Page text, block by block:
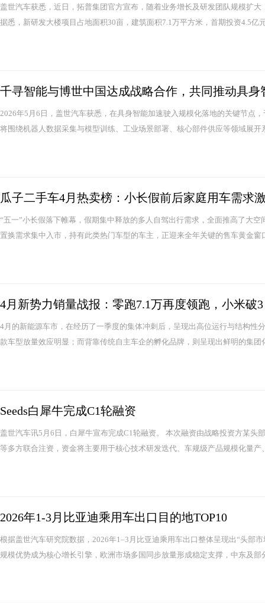
盖世汽车获悉，近日，拓普集团官方宣布，随着业务增长及研发团队规模扩
据悉，新研发大楼项目占地面积30亩，建筑面积7.1万平方米，首期投资4.5亿
千寻智能与博世中国达成战略合作，共同推动具身
2026年5月6日，盖世汽车获悉，在具身智能加速驶入规模化落地的关键节点
将围绕机器人数据采集与模型训练、工业场景部署、核心部件供应等领域展
瓜子二手车4月热卖榜：小长假前后家庭用车需求
“五一”小长假落下帷幕，假期集中释放的多人自驾出行需求，全面推高了大
置换需求集中入市，持有此类热门车型的车主，正迎来全年关键的售车黄金
4月新势力销量战报：零跑7.1万再度领跑，小米破3
4月的新能源车市，在经历了一季度的集体冲刺后，呈现出高位运行与结构性
款车型放量效应明显；而背靠传统自主车企的孵化品牌，则呈现出鲜明的集
Seeds白犀牛完成C1轮融资
盖世汽车讯5月6日，白犀牛宣布完成C1轮融资。 本次融资由战略投资方某头
等多方联合注资，资金将主要用于核心技术研发迭代、车规级产品规模化量
2026年1-3月比亚迪乘用车出口目的地TOP10
根据盖世汽车研究院数据，2026年1–3月比亚迪乘用车出口整体呈现出“头部
规模优势成为核心增长引擎，欧洲市场多国同步放量形成稳定支撑，中东及